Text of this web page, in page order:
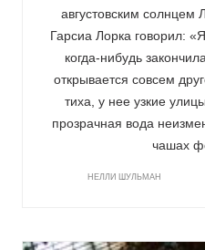
августовским
Гарсиа Лорка говорил:
когда-нибудь
открывается совсем
тиха, у нее узкие
прозрачная вода
чашах
НЕЛЛИ ШУЛЬМАН